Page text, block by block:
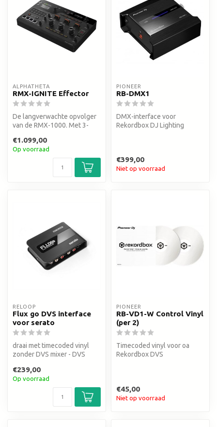
ALPHATHETA
RMX-IGNITE Effector
De langverwachte opvolger
van de RMX-1000. Met 3-
sampler, Le...
€1.099,00
Op voorraad
PIONEER
RB-DMX1
DMX-interface voor
Rekordbox DJ Lighting
€399,00
Niet op voorraad
RELOOP
Flux go DVS interface
voor serato
draai met timecoded vinyl
zonder DVS mixer - DVS
€239,00
Op voorraad
PIONEER
RB-VD1-W Control Vinyl
(per 2)
Timecoded vinyl voor oa
Rekordbox DVS
€45,00
Niet op voorraad